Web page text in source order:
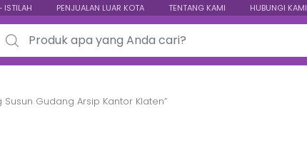
ISTILAH PENJUALAN LUAR KOTA TENTANG KAMI HUBUNGI KAMI
for:
Gudang Arsip Kantor Klaten”